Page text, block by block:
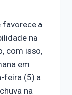
favorece a
na
com isso,
em
feira (5) a
na